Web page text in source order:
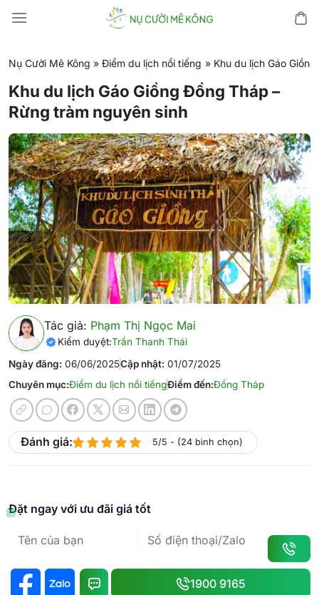
đến
dung
Nụ Cười Mê Kông » Điểm du lịch nổi tiếng » Khu du lịch Gáo
Khu du lịch Gáo Giồng Đồng Tháp –
Rừng tràm nguyên sinh
Tác giả: Phạm Thị Ngọc Mai
Kiểm duyệt:Trần Thanh Thái
Ngày đăng: 06/06/2025Cập nhật: 01/07/2025
Chuyên mục:Điểm du lịch nổi tiếngĐiểm đến:Đồng Tháp
Đánh giá: 5/5 - (24 bình chọn)
Đặt ngay với ưu đãi giá tốt
1900 9165